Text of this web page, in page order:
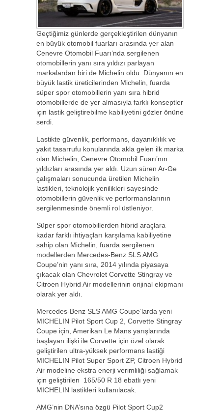
Geçtiğimiz günlerde gerçekleştirilen dünyanın
en büyük otomobil fuarları arasında yer alan
Cenevre Otomobil Fuarı’nda sergilenen
otomobillerin yanı sıra yıldızı parlayan
markalardan biri de Michelin oldu. Dünyanın en
büyük lastik üreticilerinden Michelin, fuarda
süper spor otomobillerin yanı sıra hibrid
otomobillerde de yer almasıyla farklı konseptler
için lastik geliştirebilme kabiliyetini gözler önüne
serdi.
Lastikte güvenlik, performans, dayanıklılık ve
yakıt tasarrufu konularında akla gelen ilk marka
olan Michelin, Cenevre Otomobil Fuarı’nın
yıldızları arasında yer aldı. Uzun süren Ar-Ge
çalışmaları sonucunda üretilen Michelin
lastikleri, teknolojik yenilikleri sayesinde
otomobillerin güvenlik ve performanslarının
sergilenmesinde önemli rol üstleniyor.
Süper spor otomobillerden hibrid araçlara
kadar farklı ihtiyaçları karşılama kabiliyetine
sahip olan Michelin, fuarda sergilenen
modellerden Mercedes-Benz SLS AMG
Coupe’nin yanı sıra, 2014 yılında piyasaya
çıkacak olan Chevrolet Corvette Stingray ve
Citroen Hybrid Air modellerinin orijinal ekipmanı
olarak yer aldı.
Mercedes-Benz SLS AMG Coupe’larda yeni
MICHELIN Pilot Sport Cup 2, Corvette Stingray
Coupe için, Amerikan Le Mans yarışlarında
başlayan ilişki ile Corvette için özel olarak
geliştirilen ultra-yüksek performans lastiği
MICHELIN Pilot Super Sport ZP, Citroen Hybrid
Air modeline ekstra enerji verimliliği sağlamak
için geliştirilen 165/50 R 18 ebatlı yeni
MICHELIN lastikleri kullanılacak.
AMG’nin DNA’sına özgü Pilot Sport Cup2